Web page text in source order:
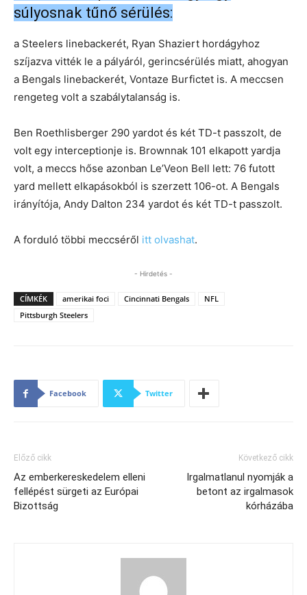
súlyosnak tűnő sérülés:
a Steelers linebackerét, Ryan Shaziert hordágyhoz
szíjazva vitték le a pályáról, gerincsérülés miatt, ahogyan
a Bengals linebackerét, Vontaze Burfictet is. A meccsen
rengeteg volt a szabálytalanság is.
Ben Roethlisberger 290 yardot és két TD-t passzolt, de
volt egy interceptionje is. Brownnak 101 elkapott yardja
volt, a meccs hőse azonban Le’Veon Bell lett: 76 futott
yard mellett elkapásokból is szerzett 106-ot. A Bengals
irányítója, Andy Dalton 234 yardot és két TD-t passzolt.
A forduló többi meccséről itt olvashat.
- Hirdetés -
CÍMKÉK amerikai foci Cincinnati Bengals
NFL
Pittsburgh Steelers
Facebook Twitter
Előző cikk
Az emberkereskedelem elleni
fellépést sürgeti az Európai
Bizottság
Következő cikk
Irgalmatlanul nyomják a
betont az irgalmasok
kórházába